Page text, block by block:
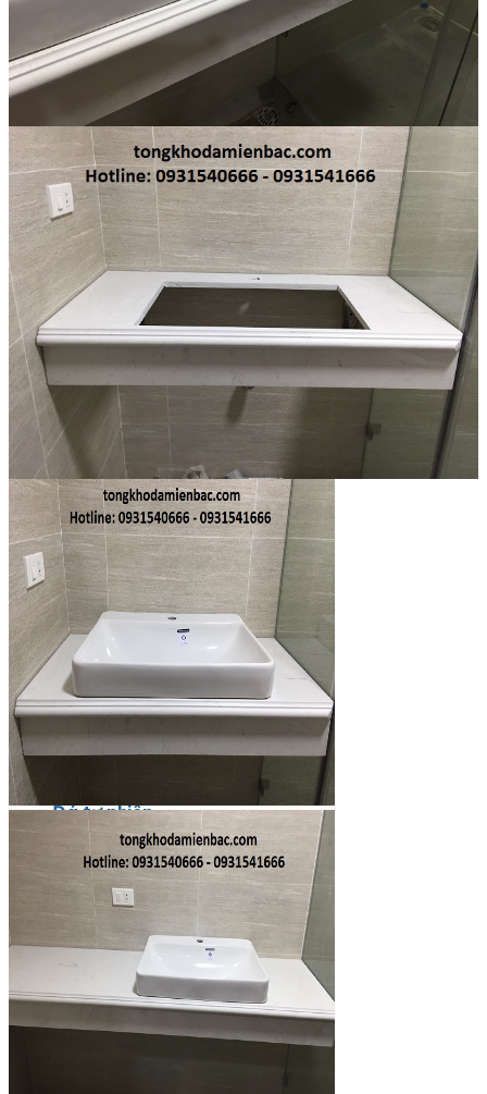
Tranh Đá Marble Đối Xứng
Tranh Đá Thạch Anh Đối Xứng
Tranh Đá Sơn Thủy Xuyên Sáng
Tranh Đá Granite Đối Xứng
Tranh Đá Xuyên Sáng Onyx
Đá Nội Thất
Chậu Lavabo Đá
Mặt Bàn Lavabo Đá
Đá Bàn Bếp Cao Cấp
Đá Ốp Bếp Tự Nhiên
Các Loại Đá Khác
Kính Màu Ốp Bếp
Mặt Hàng nhập khẩu Container
Vách Tivi ỐP Đá Cao Cấp
Đá Mosaic
Đá Limestone
Đá Onyx
Hoa Văn Đá
Đá Ốp Mặt Tiền
Đá Quartz Alpilus
Đá tự nhiên
Đá Thạch Anh
Đá Nhân Tạo
Đá Lát Nền
Đá Cầu Thang
Đá Cầu Thang